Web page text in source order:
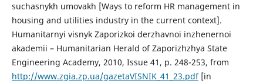
suchasnykh umovakh [Ways to reform HR management in
housing and utilities industry in the current context].
Humanitarnyi visnyk Zaporizkoi derzhavnoi inzhenernoi
akademii – Humanitarian Herald of Zaporizhzhya State
Engineering Academy, 2010, Issue 41, p. 248-253, from
http://www.zgia.zp.ua/gazetaVISNIK_41_23.pdf[in